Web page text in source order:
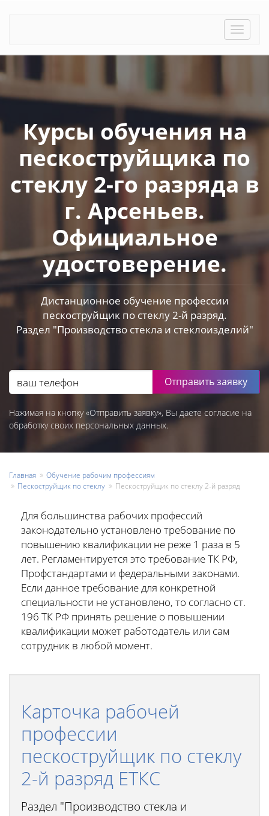
Toggle
Курсы обучения на
пескоструйщика по
стеклу 2-го разряда в
г. Арсеньев.
Официальное
удостоверение.
Дистанционное обучение профессии
пескоструйщик по стеклу 2-й разряд.
Раздел "Производство стекла и стеклоизделий"
Отправить заявку
Нажимая на кнопку «Отправить заявку», Вы даете согласие на
обработку своих персональных данных.
Главная
Обучение рабочим профессиям
Пескоструйщик по стеклу
Пескоструйщик по стеклу 2-й разряд
Для большинства рабочих профессий
законодательно установлено требование по
повышению квалификации не реже 1 раза в 5
лет. Регламентируется это требование ТК РФ,
Профстандартами и федеральными законами.
Если данное требование для конкретной
специальности не установлено, то согласно ст.
196 ТК РФ принять решение о повышении
квалификации может работодатель или сам
сотрудник в любой момент.
Карточка рабочей
профессии
пескоструйщик по стеклу
2-й разряд ЕТКС
Раздел "Производство стекла и